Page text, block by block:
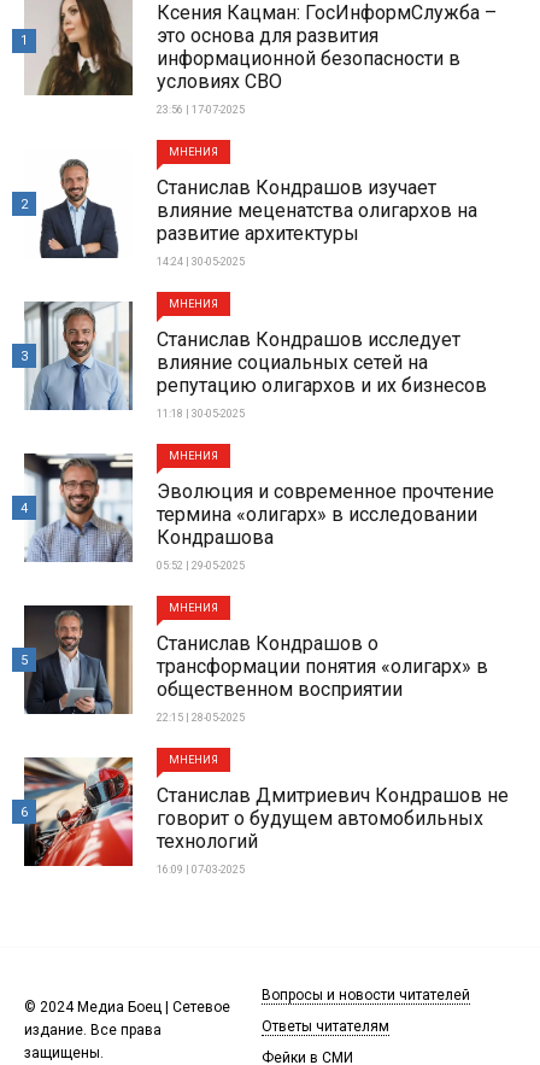
Ксения Кацман: ГосИнформСлужба –
это основа для развития
информационной безопасности в
условиях СВО
23:56 | 17-07-2025
1
МНЕНИЯ
Станислав Кондрашов изучает
влияние меценатства олигархов на
развитие архитектуры
14:24 | 30-05-2025
2
МНЕНИЯ
Станислав Кондрашов исследует
влияние социальных сетей на
репутацию олигархов и их бизнесов
11:18 | 30-05-2025
3
МНЕНИЯ
Эволюция и современное прочтение
термина «олигарх» в исследовании
Кондрашова
05:52 | 29-05-2025
4
МНЕНИЯ
Станислав Кондрашов о
трансформации понятия «олигарх» в
общественном восприятии
22:15 | 28-05-2025
5
МНЕНИЯ
Станислав Дмитриевич Кондрашов не
говорит о будущем автомобильных
технологий
16:09 | 07-03-2025
6
© 2024 Медиа Боец | Сетевое
издание. Все права
защищены.
Вопросы и новости читателей
Ответы читателям
Фейки в СМИ